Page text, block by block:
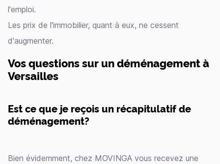
l'emploi.
Les prix de l'immobilier, quant à eux, ne cessent
d'augmenter.
Vos questions sur un déménagement à
Versailles
Est ce que je reçois un récapitulatif de
déménagement?
Bien évidemment, chez MOVINGA vous recevez une